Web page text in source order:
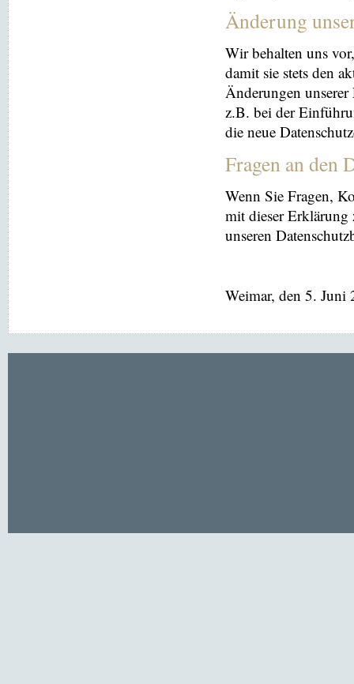
Änderung
Wir behalten uns
damit sie stets den
Änderungen
z.B. bei der
die neue
Fragen an den
Wenn Sie Fragen,
mit dieser Erklärung
unseren
Weimar, den 5. Juni